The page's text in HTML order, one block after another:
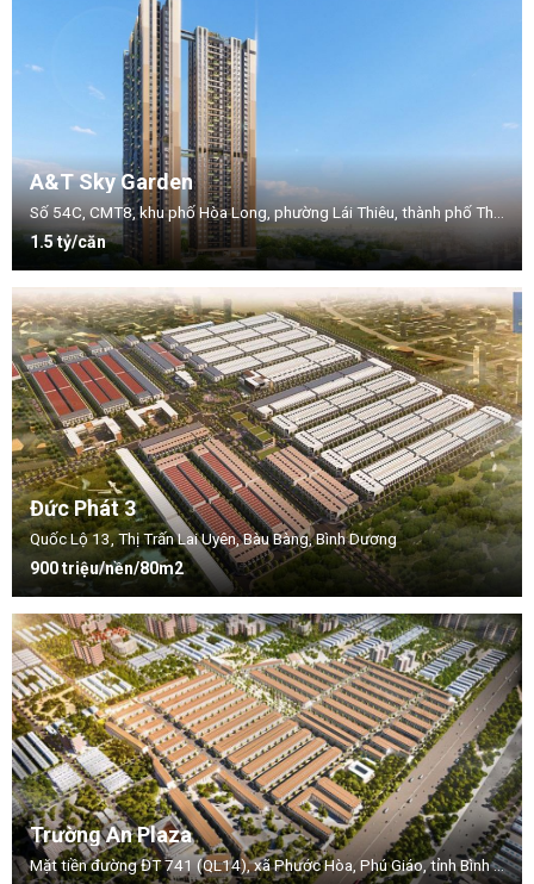
A&T Sky Garden
Số 54C, CMT8, khu phố Hòa Long, phường Lái Thiêu, thành phố Thuận An, tỉnh Bình Dương.
1.5 tỷ/căn
Đức Phát 3
Quốc Lộ 13, Thị Trấn Lai Uyên, Bàu Bàng, Bình Dương
900 triệu/nền/80m2
Trường An Plaza
Mặt tiền đường ĐT 741 (QL14), xã Phước Hòa, Phú Giáo, tỉnh Bình Dương